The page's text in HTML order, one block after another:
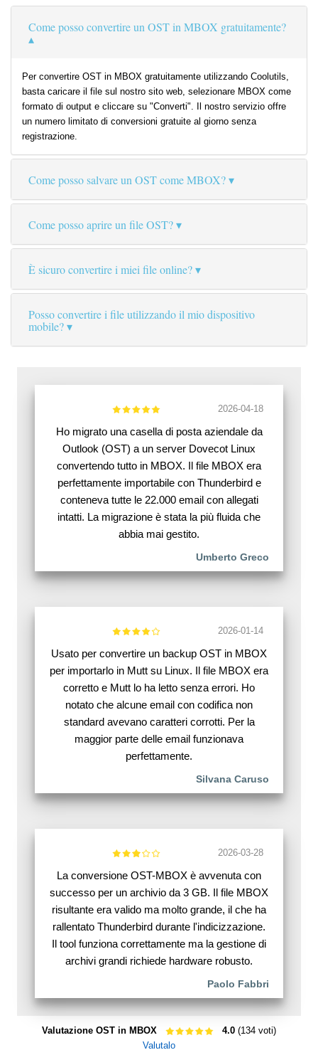
Come posso convertire un OST in MBOX gratuitamente?
Per convertire OST in MBOX gratuitamente utilizzando Coolutils,
basta caricare il file sul nostro sito web, selezionare MBOX come
formato di output e cliccare su "Converti". Il nostro servizio offre
un numero limitato di conversioni gratuite al giorno senza
registrazione.
Come posso salvare un OST come MBOX?
Come posso aprire un file OST?
È sicuro convertire i miei file online?
Posso convertire i file utilizzando il mio dispositivo
mobile?
2026-04-18
Ho migrato una casella di posta aziendale da
Outlook (OST) a un server Dovecot Linux
convertendo tutto in MBOX. Il file MBOX era
perfettamente importabile con Thunderbird e
conteneva tutte le 22.000 email con allegati
intatti. La migrazione è stata la più fluida che
abbia mai gestito.
Umberto Greco
2026-01-14
Usato per convertire un backup OST in MBOX
per importarlo in Mutt su Linux. Il file MBOX era
corretto e Mutt lo ha letto senza errori. Ho
notato che alcune email con codifica non
standard avevano caratteri corrotti. Per la
maggior parte delle email funzionava
perfettamente.
Silvana Caruso
2026-03-28
La conversione OST-MBOX è avvenuta con
successo per un archivio da 3 GB. Il file MBOX
risultante era valido ma molto grande, il che ha
rallentato Thunderbird durante l'indicizzazione.
Il tool funziona correttamente ma la gestione di
archivi grandi richiede hardware robusto.
Paolo Fabbri
Valutazione OST in MBOX 4.0 (134 voti)
Valutalo